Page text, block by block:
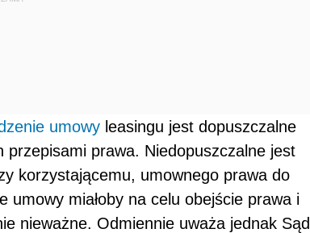
umowy leasingu jest dopuszczalne
prawa. Niedopuszczalne jest
korzystającemu, umownego prawa do
umowy miałoby na celu obejście prawa i
nieważne. Odmiennie uważa jednak Sąd